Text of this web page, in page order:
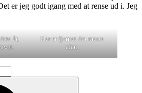
er jeg godt igang med at rense ud i. Jeg
år,
Her er fjernet det meste
efeu.